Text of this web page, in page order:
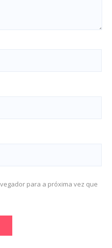
para a próxima vez que